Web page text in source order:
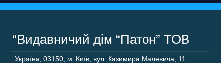
“Видавничий дім “Патон” ТОВ
Україна 03150 м. Київ, вул. Казимира Малевича, 11